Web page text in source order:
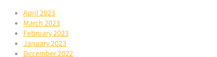
April 2023
March 2023
February 2023
January 2023
December 2022